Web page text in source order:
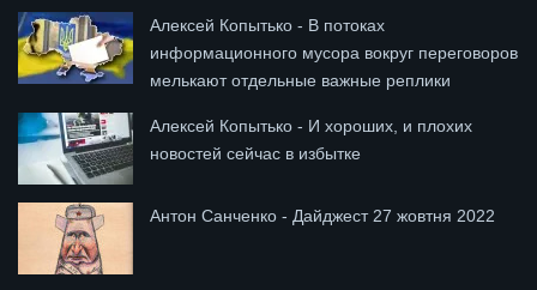
Алексей Копытько - В потоках
информационного мусора вокруг переговоров
мелькают отдельные важные реплики
Алексей Копытько - И хороших, и плохих
новостей сейчас в избытке
Антон Санченко - Дайджест 27 жовтня 2022